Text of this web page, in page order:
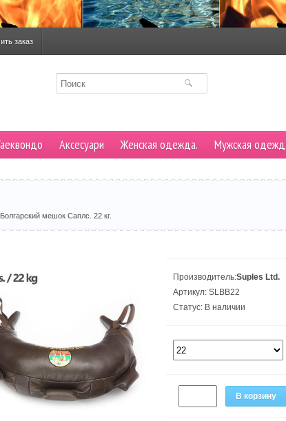
заказ
Аксесуари Женская одежда. Мужская
Болгарский мешок Саплс. 22 кг.
Производитель:Suples Ltd.
Артикул: SLBB22
Статус: В наличии
В корзину